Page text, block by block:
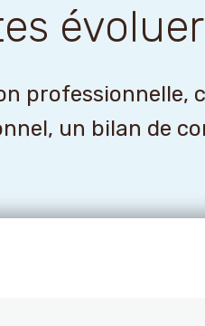
professionnelle,
un bilan de